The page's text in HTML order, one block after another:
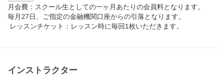
－－－－－－－－－－－－－－－－－－－－－－－－
月会費：スクール生としての一ヶ月あたりの会員料となります。
毎月27日、ご指定の金融機関口座からの引落となります。
レッスンチケット：レッスン時に毎回1枚いただきます。
インストラクター